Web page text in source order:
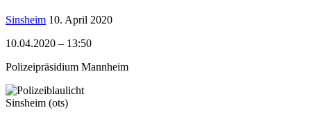
Sinsheim 10. April 2020
10.04.2020 – 13:50
Polizeipräsidium Mannheim
Sinsheim (ots)